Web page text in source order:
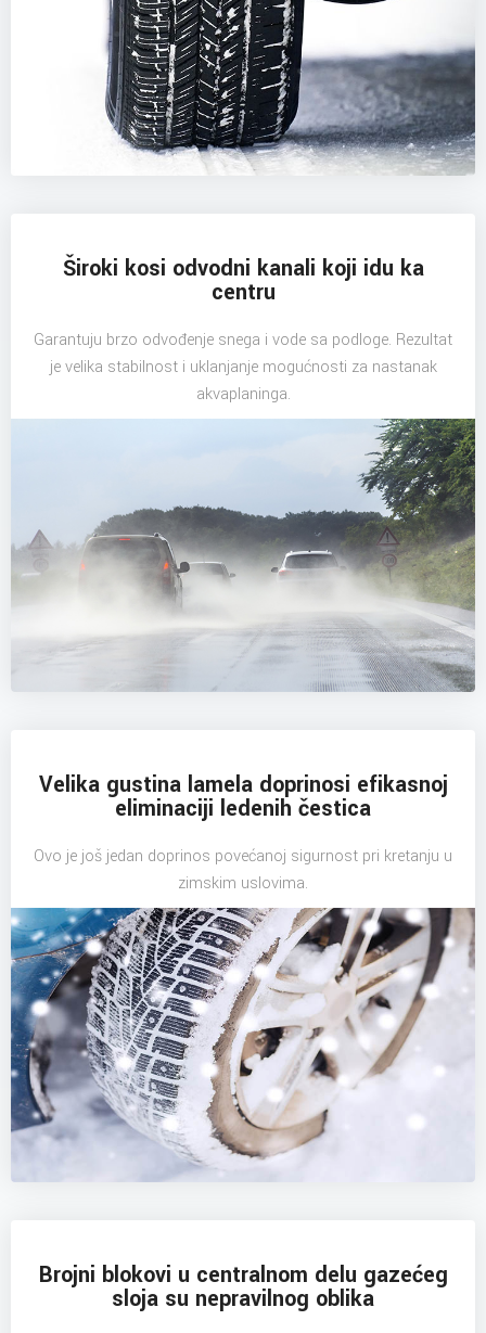
Široki kosi odvodni kanali koji idu ka
centru
Garantuju brzo odvođenje snega i vode sa podloge. Rezultat
je velika stabilnost i uklanjanje mogućnosti za nastanak
akvaplaninga.
Velika gustina lamela doprinosi efikasnoj
eliminaciji ledenih čestica
Ovo je još jedan doprinos povećanoj sigurnost pri kretanju u
zimskim uslovima.
Brojni blokovi u centralnom delu gazećeg
sloja su nepravilnog oblika